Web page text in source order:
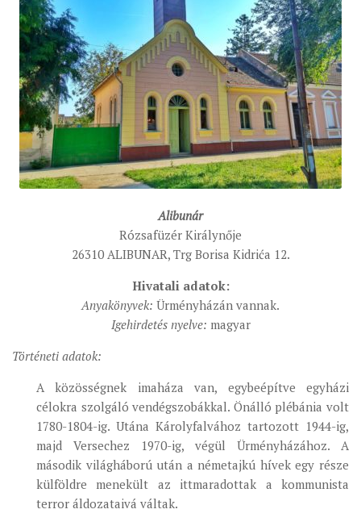
Alibunár
Rózsafüzér Királynője
26310 ALIBUNAR, Trg Borisa Kidrića 12.
Hivatali adatok:
Anyakönyvek: Ürményházán vannak.
Igehirdetés nyelve: magyar
Történeti adatok:
A közösségnek imaháza van, egybeépítve egyházi
célokra szolgáló vendégszobákkal. Önálló plébánia volt
1780-1804-ig. Utána Károlyfalvához tartozott 1944-ig,
majd Versechez 1970-ig, végül Ürményházához. A
második világháború után a németajkú hívek egy része
külföldre menekült az ittmaradottak a kommunista
terror áldozataivá váltak.